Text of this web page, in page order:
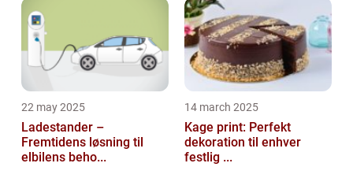
22 may 2025
Ladestander –
Fremtidens løsning til
elbilens beho...
14 march 2025
Kage print: Perfekt
dekoration til enhver
festlig ...